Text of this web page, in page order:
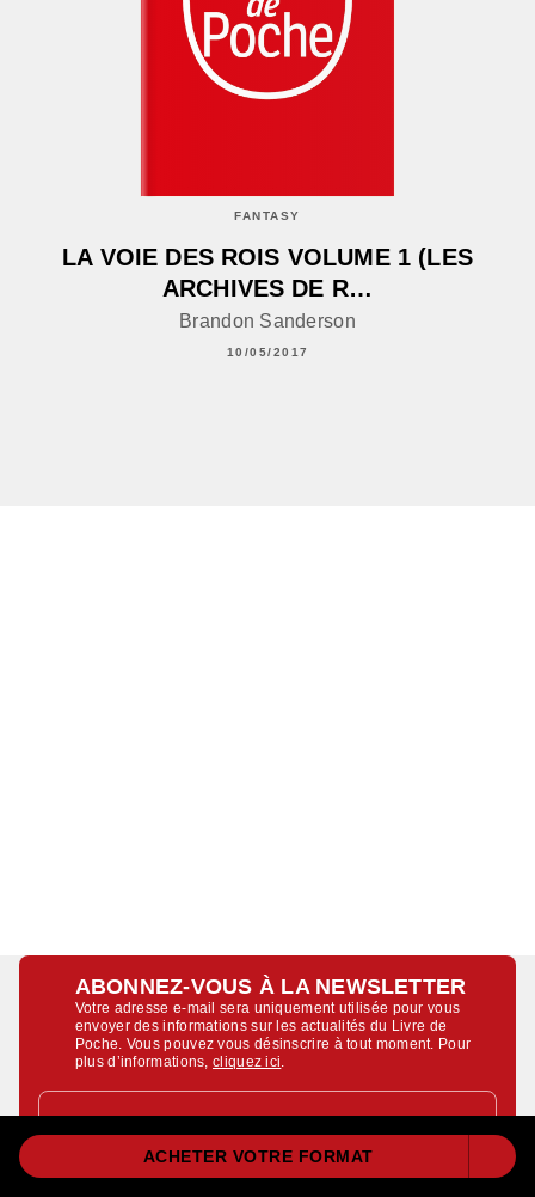
ACHETER VOTRE FORMAT
FANTASY
LA VOIE DES ROIS VOLUME 1 (LES
ARCHIVES DE R…
Brandon Sanderson
10/05/2017
ABONNEZ-VOUS À LA NEWSLETTER
Votre adresse e-mail sera uniquement utilisée pour vous
envoyer des informations sur les actualités du Livre de
Poche. Vous pouvez vous désinscrire à tout moment. Pour
plus d’informations,cliquez ici